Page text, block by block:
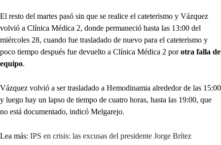
El resto del martes pasó sin que se realice el cateterismo y Vázquez
volvió a Clínica Médica 2, donde permaneció hasta las 13:00 del
miércoles 28, cuando fue trasladado de nuevo para el cateterismo y
poco tiempo después fue devuelto a Clínica Médica 2 porotra falla de
equipo.
Vázquez volvió a ser trasladado a Hemodinamia alrededor de las 15:00
y luego hay un lapso de tiempo de cuatro horas, hasta las 19:00, que
no está documentado, indicó Melgarejo.
Lea más: IPS en crisis: las excusas del presidente Jorge Brítez